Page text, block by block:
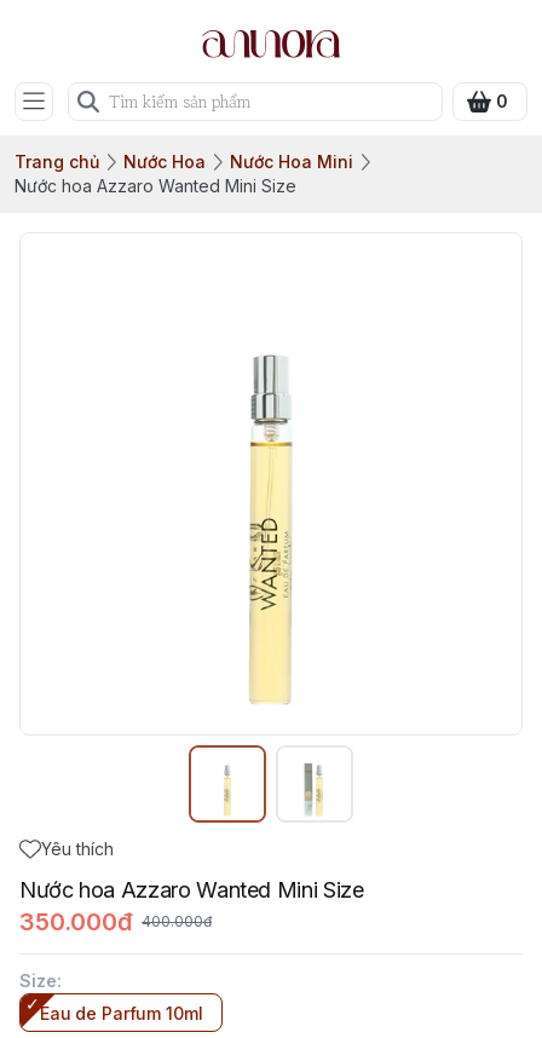
0
Trang chủ Nước Hoa
Nước Hoa Mini
Nước hoa Azzaro Wanted Mini Size
Yêu thích
Nước hoa Azzaro Wanted Mini Size
350.000đ 400.000đ
Size:
Eau de Parfum 10ml